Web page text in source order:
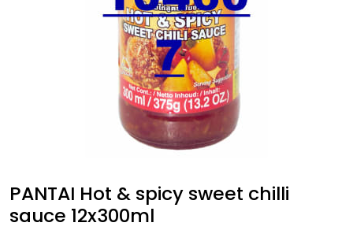
PANTAI Hot & spicy sweet chilli
sauce 12x300ml